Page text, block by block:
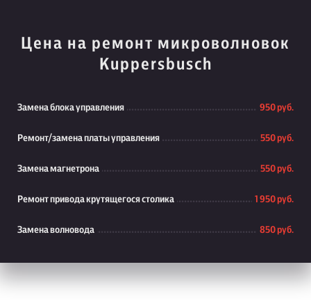
Цена на ремонт микроволновок
Kuppersbusch
Замена блока управления 950 руб.
Ремонт/замена платы управления 550 руб.
Замена магнетрона 550 руб.
Ремонт привода крутящегося столика 1 950 руб.
Замена волновода 850 руб.